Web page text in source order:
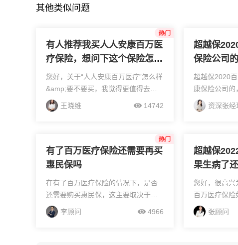
其他类似问题
有人推荐我买人人安康百万医
疗保险，想问下这个保险怎么
样？合算吗？
您好，关于“人人安康百万医疗”怎么样
&amp;要不要买，我觉得更值得去关
注另外一个问题，百万医疗怎么搭配
利用才更好。“人人安康”是款百万医
王晓维 14742
超越保
保险公司
样？
超越保2020
康保险公司的
+性价比高+高
上市以来就一
资深张经
有了百万医疗保险还需要再买
惠民保吗
在有了百万医疗保险的情况下，是否
还需要购买惠民保，这主要取决于个
人的经济状况、健康需求以及对保险
保障的全面性要求。以下是对这一问
李顾问 4966
超越保
果生病了
您好，很高兴
百万医疗保险
假如是保证续
保证续保期间
张顾问